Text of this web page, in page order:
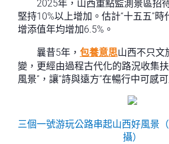
2025年，山西重點監測景區招
堅持10%以上增加。估計“十五五”
增添值年均增加6.5%。
曩昔5年， 包養意思山西不只文
變，更經由過程古代化的路況收集
風景”，讓“詩與遠方”在暢行中可感可
三個一號游玩公路串起山西好風景
攝）